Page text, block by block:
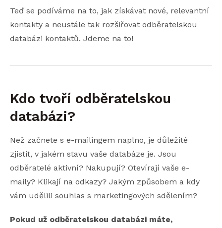
Teď se podíváme na to, jak získávat nové, relevantní
kontakty a neustále tak rozšiřovat odběratelskou
databázi kontaktů. Jdeme na to!
Kdo tvoří odběratelskou
databázi?
Než začnete s e-mailingem naplno, je důležité
zjistit, v jakém stavu vaše databáze je. Jsou
odběratelé aktivní? Nakupují? Otevírají vaše e-
maily? Klikají na odkazy? Jakým způsobem a kdy
vám udělili souhlas s marketingových sdělením?
Pokud už odběratelskou databázi máte,